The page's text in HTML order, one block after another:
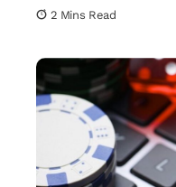
2 Mins Read